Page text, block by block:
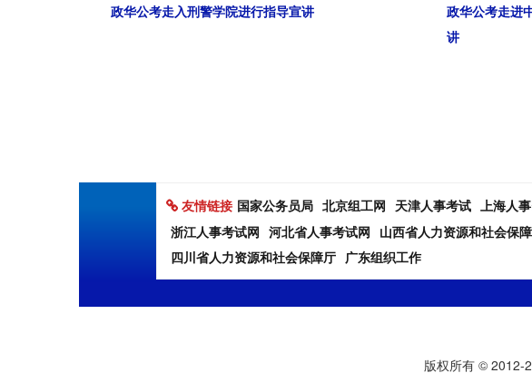
政华公考走入刑警学院进行指导宣讲
政华公考走进
讲
友情链接 国家公务员局 北京组工网 天津人事考试 上海人
浙江人事考试网 河北省人事考试网 山西省人力资源和社会保
四川省人力资源和社会保障厅 广东组织工作
版权所有 © 2012-